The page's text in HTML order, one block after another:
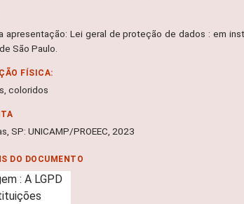
apresentação: Lei geral de proteção de dados : em
São Paulo.
FÍSICA:
coloridos
SP: UNICAMP/PROEEC, 2023
DO DOCUMENTO